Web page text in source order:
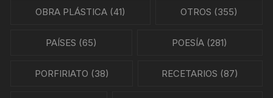
OBRA PLÁSTICA (41) OTROS (355)
PAÍSES (65) POESÍA (281)
PORFIRIATO (38) RECETARIOS (87)